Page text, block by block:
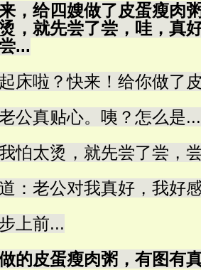
，给四嫂做了皮蛋瘦肉
，就先尝了尝，哇，真
...
床啦？快来！给你做了
公真贴心。咦？怎么是
怕太烫，就先尝了尝，
：老公对我真好，我好
上前...
的皮蛋瘦肉粥，有图有